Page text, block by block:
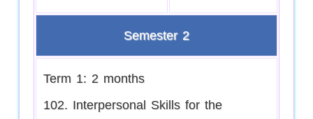
Semester 2
Term 1: 2 months
102. Interpersonal Skills for the